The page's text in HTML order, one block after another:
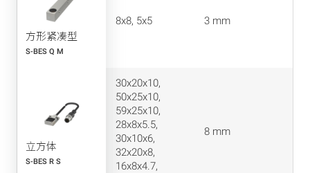
方形紧凑型
S-BES Q M
8x8, 5x5 3 mm
立方体
S-BES R S
30x20x10,
50x25x10,
59x25x10,
28x8x5.5,
30x10x6,
32x20x8,
16x8x4.7,
8 mm